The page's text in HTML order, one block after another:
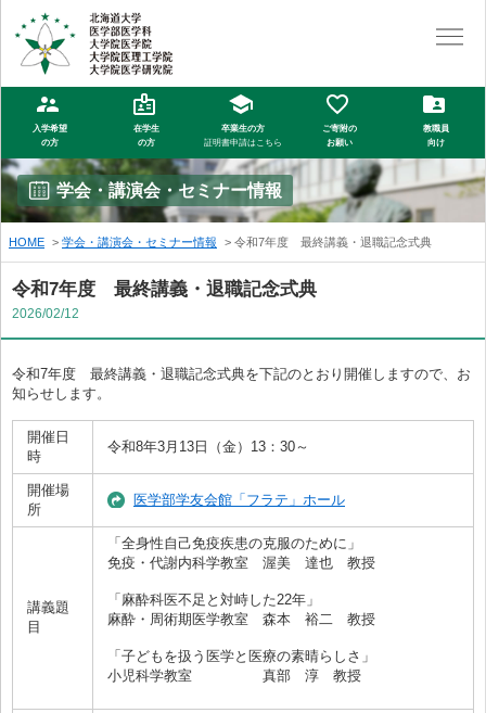
入学希望
の方
在学生
の方
卒業生の方
証明書申請はこちら
ご寄附の
お願い
教職員
向け
学会・講演会・セミナー情報
HOME 学会・講演会・セミナー情報 令和7年度 最終講義・退職記念式典
令和7年度 最終講義・退職記念式典
2026/02/12
令和7年度 最終講義・退職記念式典を下記のとおり開催しますので、お
知らせします。
開催日
時
令和8年3月13日（金）13：30～
開催場
所
医学部学友会館「フラテ」ホール
講義題
目
「全身性自己免疫疾患の克服のために」
免疫・代謝内科学教室 渥美 達也 教授
「麻酔科医不足と対峙した22年」
麻酔・周術期医学教室 森本 裕二 教授
「子どもを扱う医学と医療の素晴らしさ」
小児科学教室 真部 淳 教授